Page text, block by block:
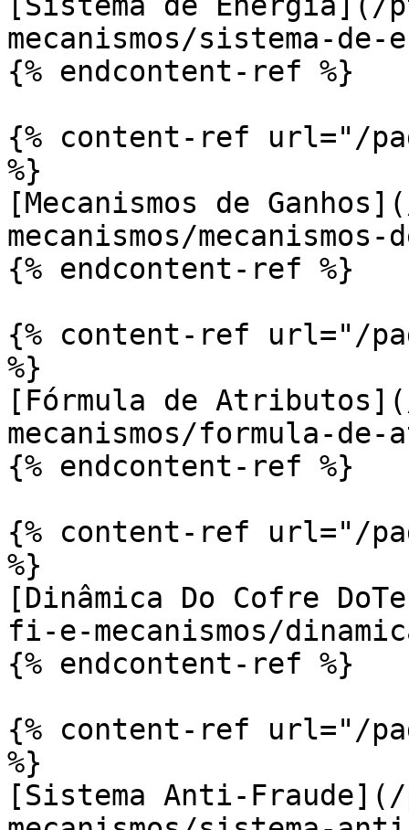
mecanismos/sistema-de-
{% endcontent-ref %}
{% content-ref url="/
%}
[Mecanismos de
mecanismos/mecanismos-
{% endcontent-ref %}
{% content-ref url="/
%}
[Fórmula de
mecanismos/formula-
{% endcontent-ref %}
{% content-ref url="/
%}
[Dinâmica Do Cofre
fi-e-mecanismos/
{% endcontent-ref %}
{% content-ref url="/
%}
[Sistema Anti-